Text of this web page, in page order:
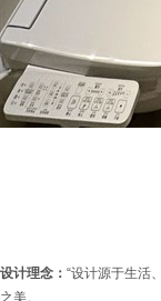
设计理念： “设计源于生活
之美。